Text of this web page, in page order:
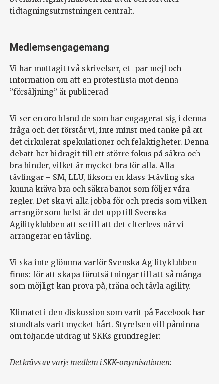
tidtagningsutrustningen centralt.
Medlemsengagemang
Vi har mottagit två skrivelser, ett par mejl och
information om att en protestlista mot denna
”försäljning” är publicerad.
Vi ser en oro bland de som har engagerat sig i denna
fråga och det förstår vi, inte minst med tanke på att
det cirkulerat spekulationer och felaktigheter. Denna
debatt har bidragit till ett större fokus på säkra och
bra hinder, vilket är mycket bra för alla. Alla
tävlingar – SM, LLU, liksom en klass 1-tävling ska
kunna kräva bra och säkra banor som följer våra
regler. Det ska vi alla jobba för och precis som vilken
arrangör som helst är det upp till Svenska
Agilityklubben att se till att det efterlevs när vi
arrangerar en tävling.
Vi ska inte glömma varför Svenska Agilityklubben
finns: för att skapa förutsättningar till att så många
som möjligt kan prova på, träna och tävla agility.
Klimatet i den diskussion som varit på Facebook har
stundtals varit mycket hårt. Styrelsen vill påminna
om följande utdrag ut SKKs grundregler:
Det krävs av varje medlem i SKK-organisationen: